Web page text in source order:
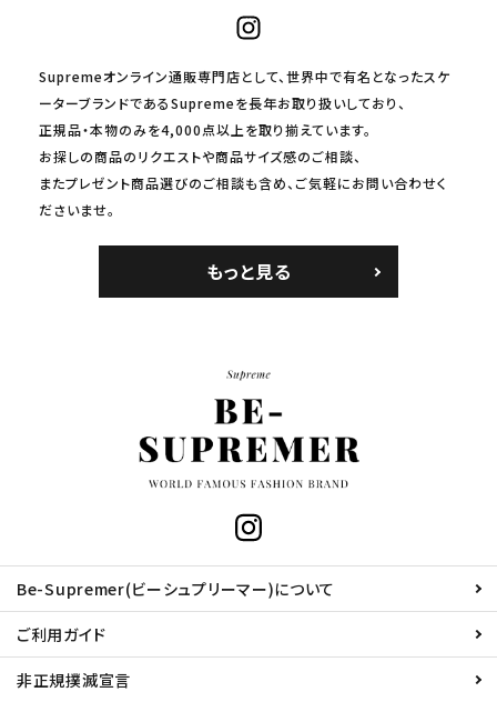
Supremeオンライン通販専門店として、世界中で有名となったスケ
ーターブランドであるSupremeを長年お取り扱いしており、
正規品・本物のみを4,000点以上を取り揃えています。
お探しの商品のリクエストや商品サイズ感のご相談、
またプレゼント商品選びのご相談も含め、ご気軽にお問い合わせく
ださいませ。
もっと見る
Be-Supremer(ビーシュプリーマー)について
ご利用ガイド
非正規撲滅宣言